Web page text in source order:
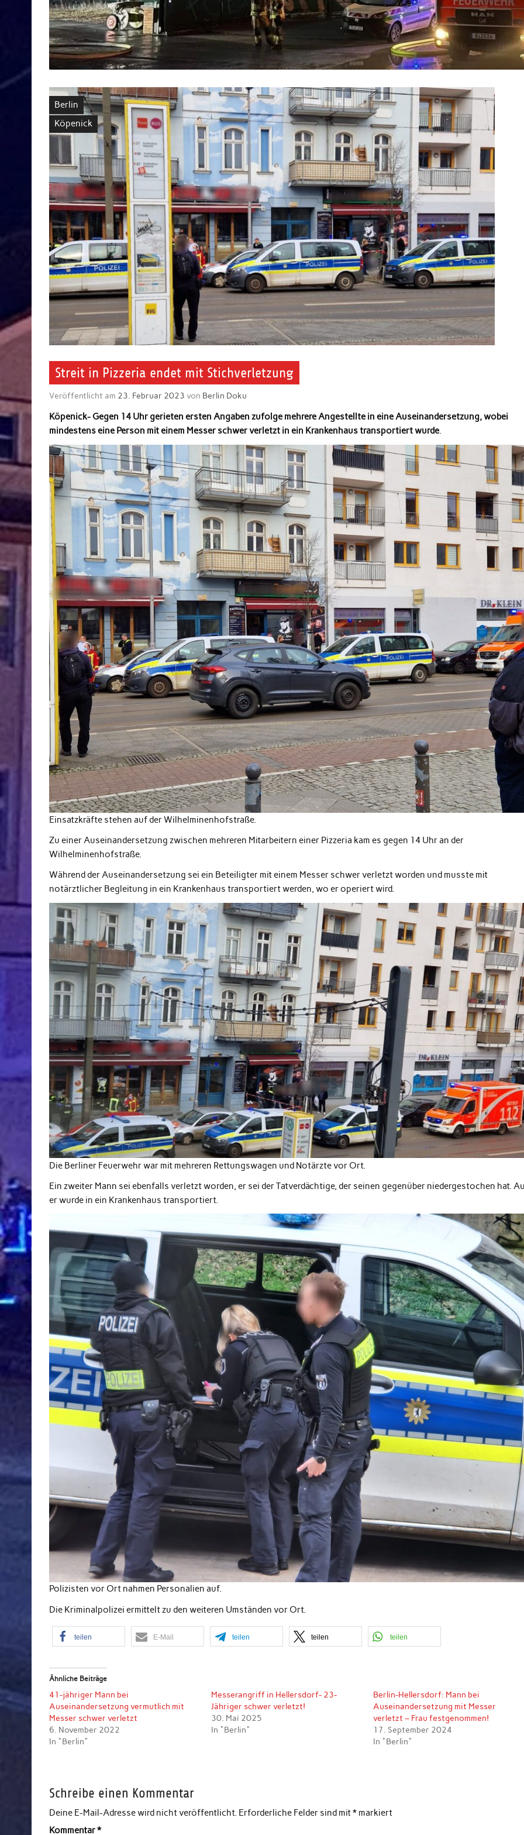
Berlin
Köpenick
Streit in Pizzeria endet mit Stichverletzung
Veröffentlicht am 23. Februar 2023 von Berlin Doku
Köpenick- Gegen 14 Uhr gerieten ersten Angaben zufolge mehrere Angestellte in eine Auseinandersetzung, wobei
mindestens eine Person mit einem Messer schwer verletzt in ein Krankenhaus transportiert wurde.
Einsatzkräfte stehen auf der Wilhelminenhofstraße.
Zu einer Auseinandersetzung zwischen mehreren Mitarbeitern einer Pizzeria kam es gegen 14 Uhr an der
Wilhelminenhofstraße.
Während der Auseinandersetzung sei ein Beteiligter mit einem Messer schwer verletzt worden und musste mit
notärztlicher Begleitung in ein Krankenhaus transportiert werden, wo er operiert wird.
Die Berliner Feuerwehr war mit mehreren Rettungswagen und Notärzte vor Ort.
Ein zweiter Mann sei ebenfalls verletzt worden, er sei der Tatverdächtige, der seinen gegenüber niedergestochen hat.
er wurde in ein Krankenhaus transportiert.
Polizisten vor Ort nahmen Personalien auf.
Die Kriminalpolizei ermittelt zu den weiteren Umständen vor Ort.
teilen E-Mail teilen teilen teilen
Ähnliche Beiträge
41-jähriger Mann bei
Auseinandersetzung vermutlich mit
Messer schwer verletzt
6. November 2022
In "Berlin"
Messerangriff in Hellersdorf- 23-
Jähriger schwer verletzt!
30. Mai 2025
In "Berlin"
Berlin-Hellersdorf: Mann bei
Auseinandersetzung mit Messer
verletzt – Frau festgenommen!
17. September 2024
In "Berlin"
Schreibe einen Kommentar
Deine E-Mail-Adresse wird nicht veröffentlicht. Erforderliche Felder sind mit* markiert
Kommentar*